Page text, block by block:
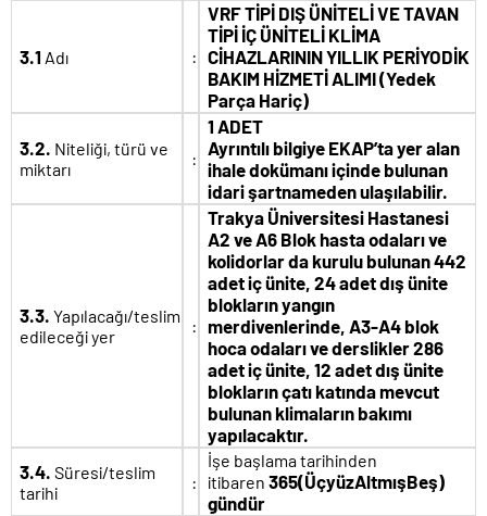
3.1 Adı :
VRF TİPİ DIŞ ÜNİTELİ VE TAVAN
TİPİ İÇ ÜNİTELİ KLİMA
CİHAZLARININ YILLIK PERİYODİK
BAKIM HİZMETİ ALIMI (Yedek
Parça Hariç)
3.2. Niteliği, türü ve
miktarı
:
1 ADET
Ayrıntılı bilgiye EKAP’ta yer alan
ihale dokümanı içinde bulunan
idari şartnameden ulaşılabilir.
3.3. Yapılacağı/teslim
edileceği yer
:
Trakya Üniversitesi Hastanesi
A2 ve A6 Blok hasta odaları ve
kolidorlar da kurulu bulunan 442
adet iç ünite, 24 adet dış ünite
blokların yangın
merdivenlerinde, A3-A4 blok
hoca odaları ve derslikler 286
adet iç ünite, 12 adet dış ünite
blokların çatı katında mevcut
bulunan klimaların bakımı
yapılacaktır.
3.4. Süresi/teslim
tarihi
:
İşe başlama tarihinden
itibaren 365(ÜçyüzAltmışBeş)
gündür